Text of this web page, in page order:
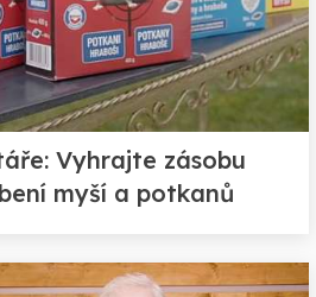
Vyhrajte zásobu
myší a potkanů